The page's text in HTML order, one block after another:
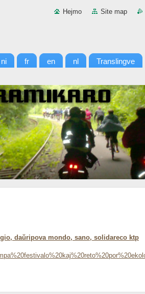
Hejmo Site map
fr en nl Translingve
daŭripova mondo, sano, solidareco ktp